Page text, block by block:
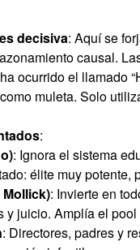
decisiva: Aquí se
causal.
ocurrido el llamado
muleta. Solo
:
: Ignora el sistema
élite muy potente,
: Invierte en
y juicio. Amplía el
: Directores, padres y